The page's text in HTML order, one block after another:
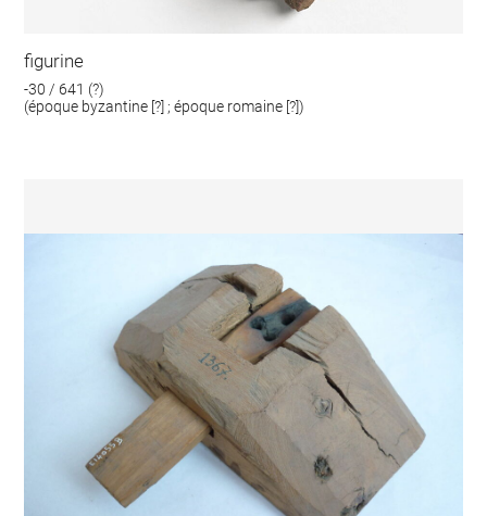
figurine
-30 / 641 (?)
(époque byzantine [?] ; époque romaine [?])